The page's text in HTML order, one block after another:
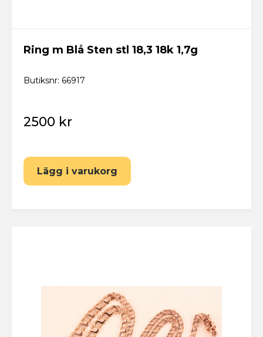
Ring m Blå Sten stl 18,3 18k 1,7g
Butiksnr: 66917
2500 kr
Lägg i varukorg